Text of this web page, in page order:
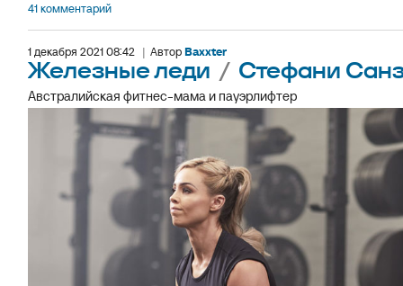
41 комментарий
1 декабря 2021 08:42 | АвторBaxxter
Железные леди / Стефани
Австралийская фитнес-мама и пауэрлифтер